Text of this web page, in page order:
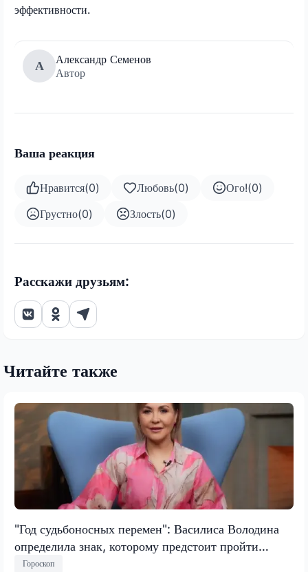
эффективности.
А
Александр Семенов
Автор
Ваша реакция
Нравится(0) Любовь(0) Ого!(0)
Грустно(0) Злость(0)
Расскажи друзьям:
Читайте также
"Год судьбоносных перемен": Василиса Володина
определила знак, которому предстоит пройти
испытание, меняющее все
Гороскоп